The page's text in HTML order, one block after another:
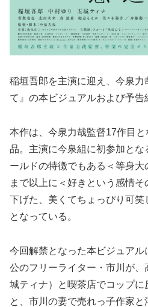
稲垣吾郎を主演に迎え、今泉
て』の本ビジュアルおよび予告
本作は、今泉力哉監督17作目
品。主演に今泉組に初参加と
ールドの特徴でもある＜等身
まで以上に＜好きという感情
下げた、美くてちょっぴり可
となっている。
今回解禁となった本ビジュアル
公のフリーライター・市川が
城ティナ）と喫茶店でコップ
と、市川の妻で売れっ子作家